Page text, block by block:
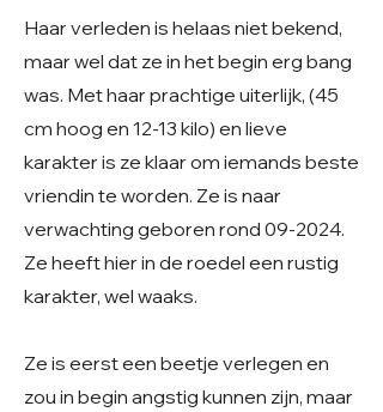
Haar verleden is helaas niet bekend,
maar wel dat ze in het begin erg bang
was. Met haar prachtige uiterlijk, (45
cm hoog en 12-13 kilo) en lieve
karakter is ze klaar om iemands beste
vriendin te worden. Ze is naar
verwachting geboren rond 09-2024.
Ze heeft hier in de roedel een rustig
karakter, wel waaks.
Ze is eerst een beetje verlegen en
zou in begin angstig kunnen zijn, maar